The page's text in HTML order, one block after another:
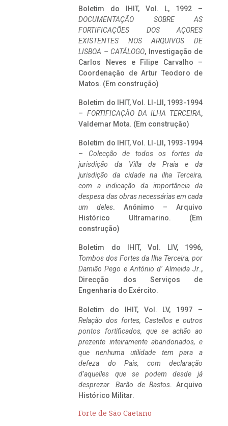
Boletim do IHIT, Vol. L, 1992 –
DOCUMENTAÇÃO SOBRE AS
FORTIFICAÇÕES DOS AÇORES
EXISTENTES NOS ARQUIVOS DE
LISBOA – CATÁLOGO, Investigação de
Carlos Neves e Filipe Carvalho –
Coordenação de Artur Teodoro de
Matos. (Em construção)
Boletim do IHIT, Vol. LI-LII, 1993-1994
– FORTIFICAÇÃO DA ILHA TERCEIRA,
Valdemar Mota. (Em construção)
Boletim do IHIT, Vol. LI-LII, 1993-1994
– Colecção de todos os fortes da
jurisdição da Villa da Praia e da
jurisdição da cidade na ilha Terceira,
com a indicação da importância da
despesa das obras necessárias em cada
um deles. Anónimo – Arquivo
Histórico Ultramarino. (Em
construção)
Boletim do IHIT, Vol. LIV, 1996,
Tombos dos Fortes da Ilha Terceira, por
Damião Pego e António d’ Almeida Jr.,
Direcção dos Serviços de
Engenharia do Exército.
Boletim do IHIT, Vol. LV, 1997 –
Relação dos fortes, Castellos e outros
pontos fortificados, que se achão ao
prezente inteiramente abandonados, e
que nenhuma utilidade tem para a
defeza do Pais, com declaração
d’aquelles que se podem desde já
desprezar. Barão de Bastos. Arquivo
Histórico Militar.
Forte de São Caetano